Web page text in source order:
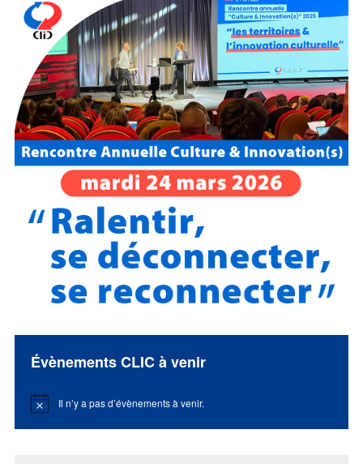
Évènements CLIC à venir
Notice Il n’y a pas d’évènements à venir.